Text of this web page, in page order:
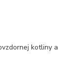
kotliny a